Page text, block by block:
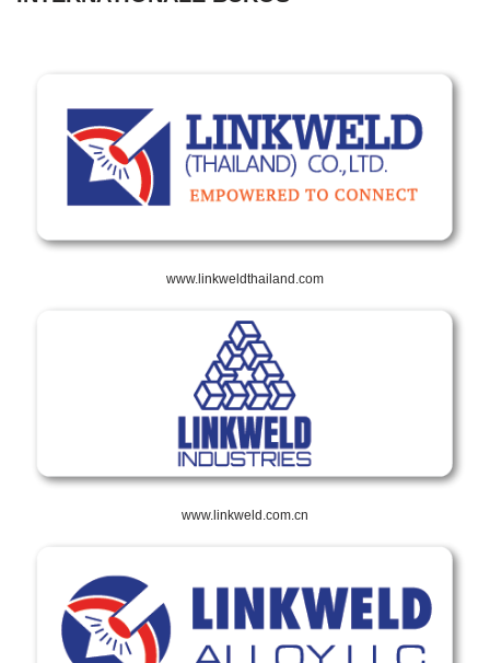
www.linkweldthailand.com
www.linkweld.com.cn